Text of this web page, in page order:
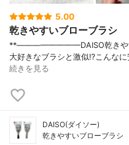
5.00
乾きやすいブローブラシ
**————————⁡DAISO乾き
大好きなブラシと激似⁉️こんな
続きを見る
DAISO(ダイソー)
乾きやすいブローブラシ